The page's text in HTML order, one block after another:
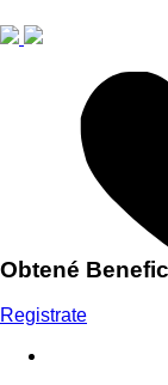
Obtené
Registrate